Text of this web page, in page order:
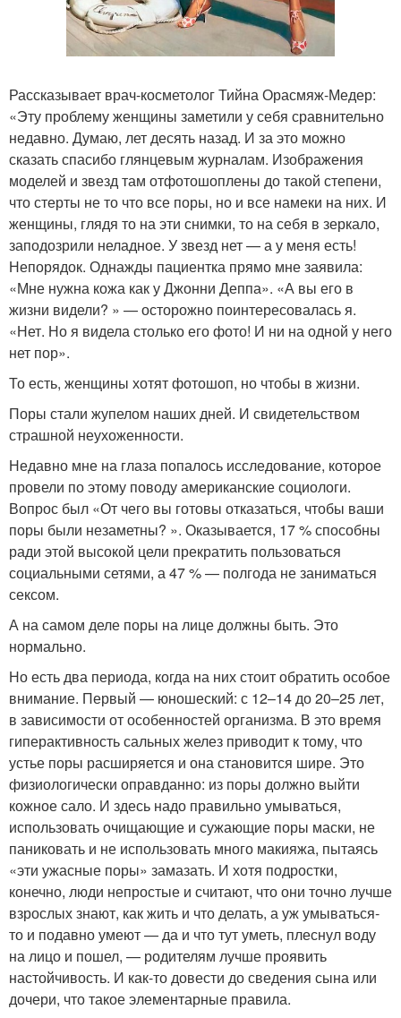
Рассказывает врач-косметолог Тийна Орасмяж-Медер:
«Эту проблему женщины заметили у себя сравнительно
недавно. Думаю, лет десять назад. И за это можно
сказать спасибо глянцевым журналам. Изображения
моделей и звезд там отфотошоплены до такой степени,
что стерты не то что все поры, но и все намеки на них. И
женщины, глядя то на эти снимки, то на себя в зеркало,
заподозрили неладное. У звезд нет — а у меня есть!
Непорядок. Однажды пациентка прямо мне заявила:
«Мне нужна кожа как у Джонни Деппа». «А вы его в
жизни видели? » — осторожно поинтересовалась я.
«Нет. Но я видела столько его фото! И ни на одной у него
нет пор».
То есть, женщины хотят фотошоп, но чтобы в жизни.
Поры стали жупелом наших дней. И свидетельством
страшной неухоженности.
Недавно мне на глаза попалось исследование, которое
провели по этому поводу американские социологи.
Вопрос был «От чего вы готовы отказаться, чтобы ваши
поры были незаметны? ». Оказывается, 17 % способны
ради этой высокой цели прекратить пользоваться
социальными сетями, а 47 % — полгода не заниматься
сексом.
А на самом деле поры на лице должны быть. Это
нормально.
Но есть два периода, когда на них стоит обратить особое
внимание. Первый — юношеский: с 12–14 до 20–25 лет,
в зависимости от особенностей организма. В это время
гиперактивность сальных желез приводит к тому, что
устье поры расширяется и она становится шире. Это
физиологически оправданно: из поры должно выйти
кожное сало. И здесь надо правильно умываться,
использовать очищающие и сужающие поры маски, не
паниковать и не использовать много макияжа, пытаясь
«эти ужасные поры» замазать. И хотя подростки,
конечно, люди непростые и считают, что они точно лучше
взрослых знают, как жить и что делать, а уж умываться-
то и подавно умеют — да и что тут уметь, плеснул воду
на лицо и пошел, — родителям лучше проявить
настойчивость. И как-то довести до сведения сына или
дочери, что такое элементарные правила.